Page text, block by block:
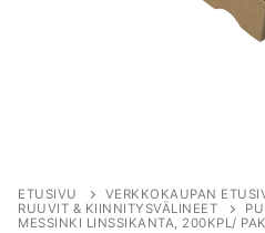
ETUSIVU VERKKOKAUPAN
RUUVIT & KIINNITYSVÄLINEET
MESSINKI LINSSIKANTA, 200KPL/